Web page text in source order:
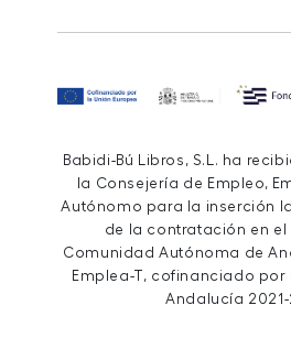
Babidi-Bú Libros, S.L. ha
la Consejería de Empleo,
Autónomo para la inserción
de la contratación en el
Comunidad Autónoma de
Emplea-T, cofinanciado por
Andalucía